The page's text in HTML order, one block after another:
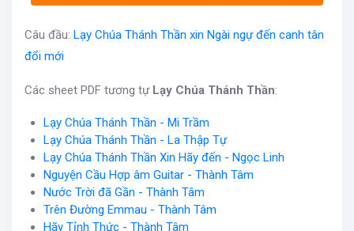
Câu đầu: Lạy Chúa Thánh Thần xin Ngài ngự đến canh tân
đổi mới
Các sheet PDF tương tự Lạy Chúa Thánh Thần:
Lạy Chúa Thánh Thần - Mi Trầm
Lạy Chúa Thánh Thần - La Thập Tự
Lạy Chúa Thánh Thần Xin Hãy đến - Ngọc Linh
Nguyện Cầu Hợp âm Guitar - Thành Tâm
Nước Trời đã Gần - Thành Tâm
Trên Đường Emmau - Thành Tâm
Hãy Tỉnh Thức - Thành Tâm